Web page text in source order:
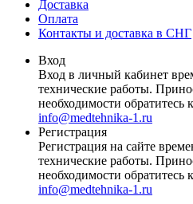
Доставка
Оплата
Контакты и доставка в СНГ
Вход
Вход в личный кабинет
технические работы.
необходимости обратитесь
info@medtehnika-1.ru
Регистрация
Регистрация на сайте
технические работы.
необходимости обратитесь
info@medtehnika-1.ru